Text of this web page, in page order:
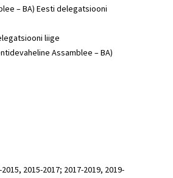
– BA) Eesti delegatsiooni
liige
Assamblee – BA)
2015-2017; 2017-2019, 2019-